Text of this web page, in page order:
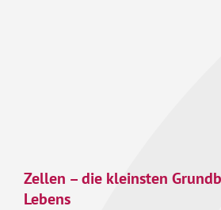
Zellen – die kleinsten
Lebens